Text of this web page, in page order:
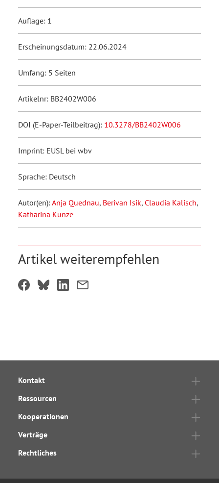
Auflage: 1
Erscheinungsdatum: 22.06.2024
Umfang: 5 Seiten
Artikelnr: BB2402W006
DOI (E-Paper-Teilbeitrag): 10.3278/BB2402W006
Imprint: EUSL bei wbv
Sprache: Deutsch
Autor(en):Anja Quednau, Berivan Isik, Claudia Kalisch,
Katharina Kunze
Artikel weiterempfehlen
Kontakt
Ressourcen
Kooperationen
Verträge
Rechtliches